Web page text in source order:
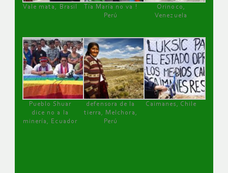
Vale mata, Brasil
Tía María no va !
Perú
Orinoco,
Venezuela
Pueblo Shuar
dice no a la
minería, Ecuador
defensora de la
tierra, Melchora,
Perú
Caimanes, Chile